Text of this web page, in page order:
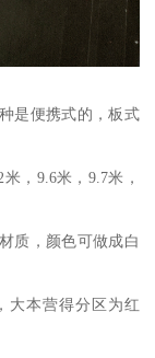
是便携式的，板式
，9.6米，9.7米，
质，颜色可做成白
大本营得分区为红